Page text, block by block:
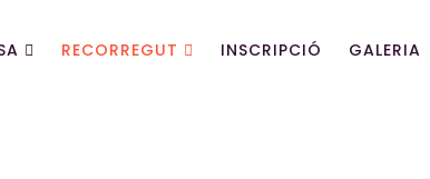
RECORREGUT INSCRIPCIÓ GALERIA